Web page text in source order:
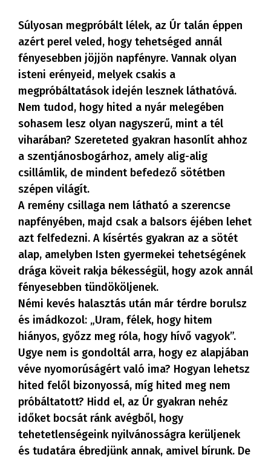
Súlyosan megpróbált lélek, az Úr talán éppen
azért perel veled, hogy tehetséged annál
fényesebben jöjjön napfényre. Vannak olyan
isteni erényeid, melyek csakis a
megpróbáltatások idején lesznek láthatóvá.
Nem tudod, hogy hited a nyár melegében
sohasem lesz olyan nagyszerű, mint a tél
viharában? Szereteted gyakran hasonlít ahhoz
a szentjánosbogárhoz, amely alig-alig
csillámlik, de mindent befedező sötétben
szépen világít.
A remény csillaga nem látható a szerencse
napfényében, majd csak a balsors éjében lehet
azt felfedezni. A kísértés gyakran az a sötét
alap, amelyben Isten gyermekei tehetségének
drága köveit rakja békességül, hogy azok annál
fényesebben tündököljenek.
Némi kevés halasztás után már térdre borulsz
és imádkozol: „Uram, félek, hogy hitem
hiányos, győzz meg róla, hogy hívő vagyok”.
Ugye nem is gondoltál arra, hogy ez alapjában
véve nyomorúságért való ima? Hogyan lehetsz
hited felől bizonyossá, míg hited meg nem
próbáltatott? Hidd el, az Úr gyakran nehéz
időket bocsát ránk avégből, hogy
tehetetlenségeink nyilvánosságra kerüljenek
és tudatára ébredjünk annak, amivel bírunk. De